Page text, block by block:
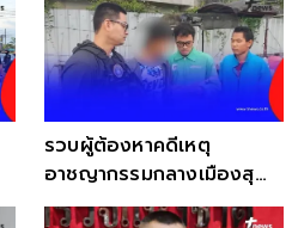
รวบผู้ต้องหาคดีเหตุ
อาชญากรรมกลางเมืองสุ
ราษฎร์ฯ หนีคดีกว่า 10 ปี